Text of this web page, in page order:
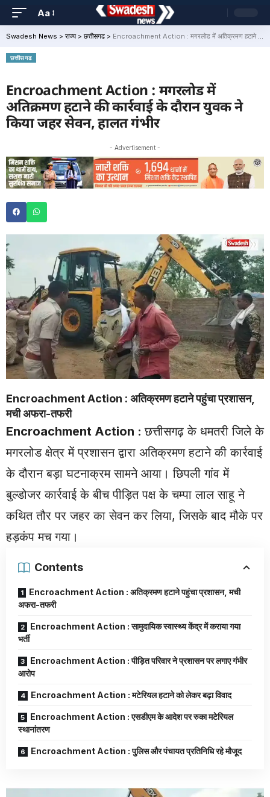
Aa
Swadesh News > राज्य> छत्तीसगढ > Encroachment Action : मगरलोड में अतिक्रमण हटाने की कार्रवाई के दौरान युवक ने किया जहर सेवन, हालत गंभीर
छत्तीसगढ
Encroachment Action : मगरलोड में
अतिक्रमण हटाने की कार्रवाई के दौरान युवक ने
किया जहर सेवन, हालत गंभीर
- Advertisement -
Encroachment Action : अतिक्रमण हटाने पहुंचा प्रशासन,
मची अफरा-तफरी
Encroachment Action :छत्तीसगढ़ के धमतरी जिले के
मगरलोड क्षेत्र में प्रशासन द्वारा अतिक्रमण हटाने की कार्रवाई
के दौरान बड़ा घटनाक्रम सामने आया। छिपली गांव में
बुल्डोजर कार्रवाई के बीच पीड़ित पक्ष के चम्पा लाल साहू ने
कथित तौर पर जहर का सेवन कर लिया, जिसके बाद मौके पर
हड़कंप मच गया।
Contents
Encroachment Action : अतिक्रमण हटाने पहुंचा प्रशासन, मची
अफरा-तफरी
Encroachment Action : सामुदायिक स्वास्थ्य केंद्र में कराया गया
भर्ती
Encroachment Action : पीड़ित परिवार ने प्रशासन पर लगाए गंभीर
आरोप
Encroachment Action : मटेरियल हटाने को लेकर बढ़ा विवाद
Encroachment Action : एसडीएम के आदेश पर रुका मटेरियल
स्थानांतरण
Encroachment Action : पुलिस और पंचायत प्रतिनिधि रहे मौजूद